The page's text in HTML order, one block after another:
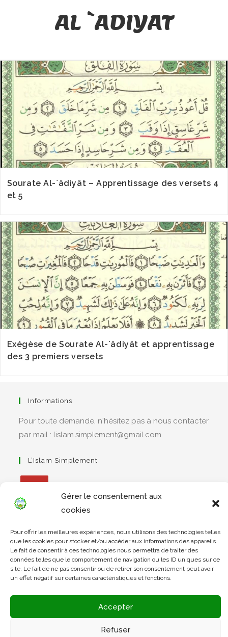
Gérer le consentement aux
cookies
Pour offrir les meilleures expériences, nous utilisons des technologies telles
que les cookies pour stocker et/ou accéder aux informations des appareils.
Le fait de consentir à ces technologies nous permettra de traiter des
données telles que le comportement de navigation ou les ID uniques sur ce
site. Le fait de ne pas consentir ou de retirer son consentement peut avoir
un effet négatif sur certaines caractéristiques et fonctions.
Accepter
Refuser
AL `ADIYAT
Sourate Al-`âdiyât – Apprentissage des versets 4
et 5
Exégèse de Sourate Al-`âdiyât et apprentissage
des 3 premiers versets
Informations
Pour toute demande, n'hésitez pas à nous contacter
par mail : lislam.simplement@gmail.com
L’Islam Simplement
S’ouvre
un
nouvel
onglet
S’ouvre
un